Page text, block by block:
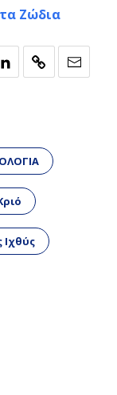
Ζώδια